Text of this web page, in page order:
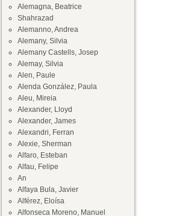
Alemagna, Beatrice
Shahrazad
Alemanno, Andrea
Alemany, Silvia
Alemany Castells, Josep
Alemay, Silvia
Alen, Paule
Alenda González, Paula
Aleu, Mireia
Alexander, Lloyd
Alexander, James
Alexandri, Ferran
Alexie, Sherman
Alfaro, Esteban
Alfau, Felipe
An
Alfaya Bula, Javier
Alférez, Eloísa
Alfonseca Moreno, Manuel